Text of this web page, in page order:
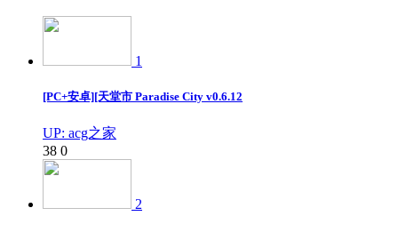
1
[PC+安卓][天堂市 Paradise City v0.6.12
UP: acg之家
38 0
2